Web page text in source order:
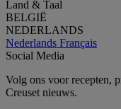
Land & Taal
BELGIË
NEDERLANDS
Nederlands Français
Social Media
Volg ons voor recepten,
Creuset nieuws.